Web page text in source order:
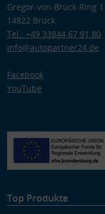
Gregor-von-Brück-Ring 1
14822 Brück
Tel.: +49 33844 67 91 80
info@autopartner24.de
Facebook
YouTube
Top Produkte